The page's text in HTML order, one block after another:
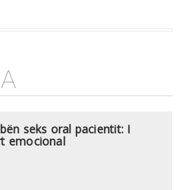
seks oral pacientit: I
emocional